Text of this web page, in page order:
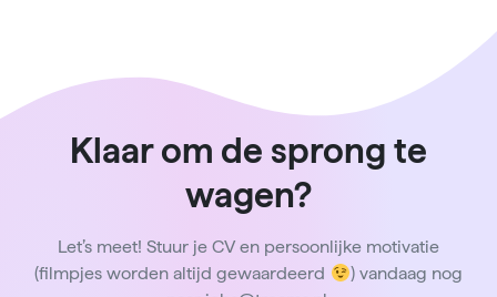
Klaar om de sprong te
wagen?
Let’s meet! Stuur je CV en persoonlijke motivatie
(filmpjes worden altijd gewaardeerd
) vandaag nog